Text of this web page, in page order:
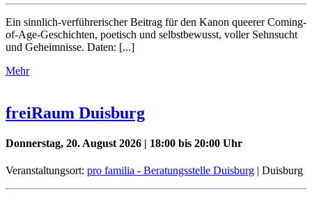
Ein sinnlich-verführerischer Beitrag für den Kanon queerer Coming-
of-Age-Geschichten, poetisch und selbstbewusst, voller Sehnsucht
und Geheimnisse. Daten: [...]
Mehr
freiRaum Duisburg
Donnerstag, 20. August 2026 | 18:00 bis 20:00 Uhr
Veranstaltungsort: pro familia - Beratungsstelle Duisburg | Duisburg